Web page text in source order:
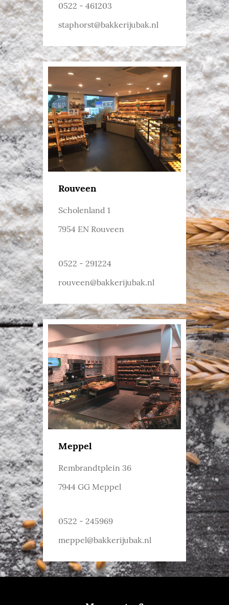
0522 - 461203
staphorst@bakkerijubak.nl
Rouveen
Scholenland 1
7954 EN Rouveen
0522 - 291224
rouveen@bakkerijubak.nl
Meppel
Rembrandtplein 36
7944 GG Meppel
0522 - 245969
meppel@bakkerijubak.nl